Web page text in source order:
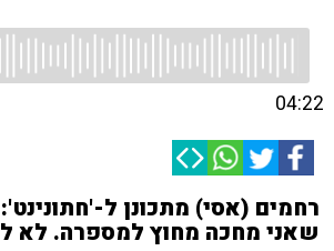
04:22
רחמים (אסי) מתכונן ל-
שאני מחכה מחוץ למספרה. לא